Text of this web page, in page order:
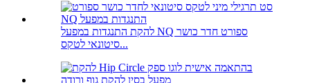
להקת התנגדות במפעל NQ ספורט חדר כושר
סיטונאי לטקס...